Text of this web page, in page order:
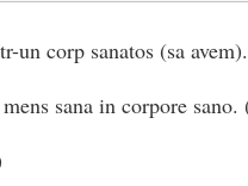
un corp sanatos (sa avem).
sana in corpore